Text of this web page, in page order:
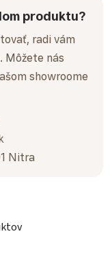
produktu?
radi vám
Môžete nás
showroome
Nitra